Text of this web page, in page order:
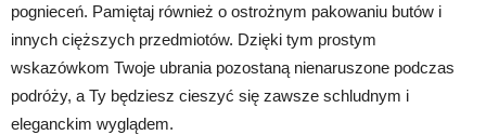
pognieceń. Pamiętaj również o ostrożnym pakowaniu butów i
innych cięższych przedmiotów. Dzięki tym prostym
wskazówkom Twoje ubrania pozostaną nienaruszone podczas
podróży, a Ty będziesz cieszyć się zawsze schludnym i
eleganckim wyglądem.